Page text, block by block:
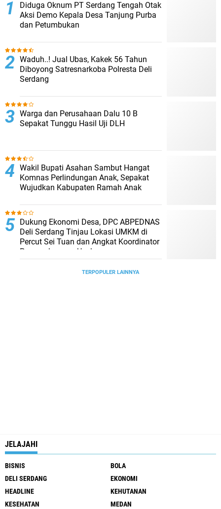
Diduga Oknum PT Serdang Tengah Otak
Aksi Demo Kepala Desa Tanjung Purba
dan Petumbukan
Waduh..! Jual Ubas, Kakek 56 Tahun
Diboyong Satresnarkoba Polresta Deli
Serdang
Warga dan Perusahaan Dalu 10 B
Sepakat Tunggu Hasil Uji DLH
Wakil Bupati Asahan Sambut Hangat
Komnas Perlindungan Anak, Sepakat
Wujudkan Kabupaten Ramah Anak
Dukung Ekonomi Desa, DPC ABPEDNAS
Deli Serdang Tinjau Lokasi UMKM di
Percut Sei Tuan dan Angkat Koordinator
Pengembangan Usaha
TERPOPULER LAINNYA
JELAJAHI
BISNIS
BOLA
DELI SERDANG
EKONOMI
HEADLINE
KEHUTANAN
KESEHATAN
MEDAN